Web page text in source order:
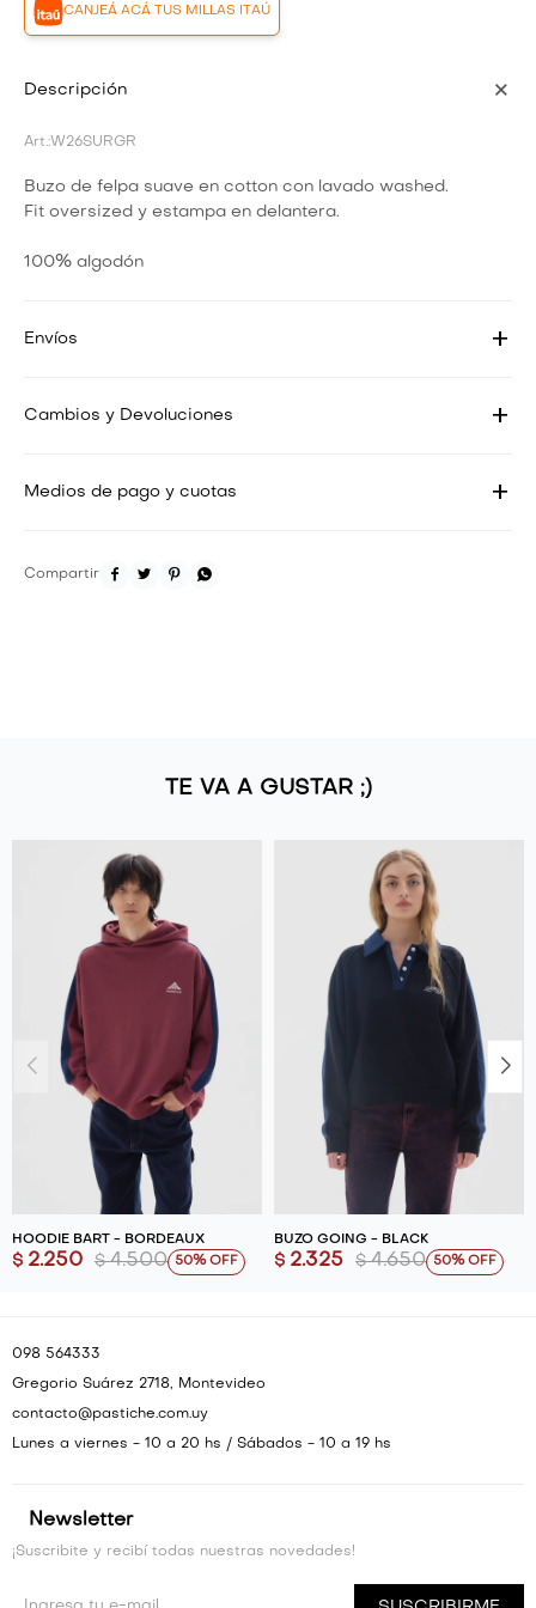
CANJEÁ ACÁ TUS MILLAS ITAÚ
Descripción
W26SURGR
Buzo de felpa suave en cotton con lavado washed.
Fit oversized y estampa en delantera.
100% algodón
Envíos
Cambios y Devoluciones
Medios de pago y cuotas
   
TE VA A GUSTAR ;)
HOODIE BART - BORDEAUX
$ 2.250 $ 4.500 50
BUZO GOING - BLACK
$ 2.325 $ 4.650 50
Newsletter
¡Suscribite y recibí todas nuestras novedades!
098 564333
Gregorio Suárez 2718, Montevideo
contacto@pastiche.com.uy
Lunes a viernes - 10 a 20 hs / Sábados - 10 a 19 hs